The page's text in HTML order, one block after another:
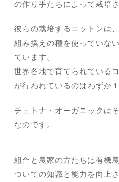
の作り手たちによって栽培
彼らの栽培するコットンは
組み換えの種を使っていな
ています。
世界各地で育てられている
が行われているのはわずか１
チェトナ・オーガニックは
なのです。
組合と農家の方たちは有機
ついての知識と能力を向上